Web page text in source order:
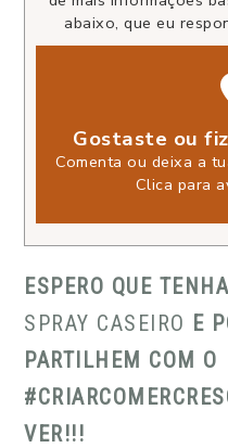
abaixo, que eu
Gostaste ou
Comenta ou deixa a
Clica para
ESPERO QUE
SPRAY CASEIRO E
PARTILHEM COM O
VER!!!